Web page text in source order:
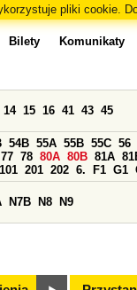
pliki cookie.
Bilety Komunikaty
14 15 16 41 43 45
54B 55A 55B 55C 56
77 78 80A 80B 81A
101 201 202 6. F1 G1
N7B N8 N9